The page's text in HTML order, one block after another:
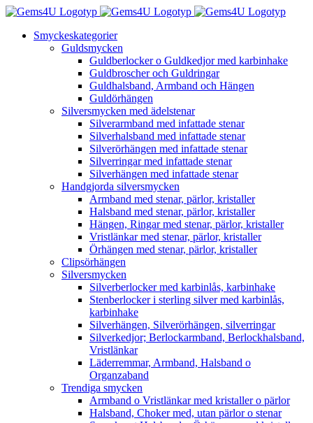
Fortsätt
innehålletSmyckeskategorier
Guldsmycken
Guldberlocker o Guldkedjor med karbinhake
Guldbroscher och Guldringar
Guldhalsband, Armband och Hängen
Guldörhängen
Silversmycken med ädelstenar
Silverarmband med infattade stenar
Silverhalsband med infattade stenar
Silverörhängen med infattade stenar
Silverringar med infattade stenar
Silverhängen med infattade stenar
Handgjorda silversmycken
Armband med stenar, pärlor, kristaller
Halsband med stenar, pärlor, kristaller
Hängen, Ringar med stenar, pärlor, kristaller
Vristlänkar med stenar, pärlor, kristaller
Örhängen med stenar, pärlor, kristaller
Clipsörhängen
Silversmycken
Silverberlocker med karbinlås, karbinhake
Stenberlocker i sterling silver med karbinlås,
karbinhake
Silverhängen, Silverörhängen, silverringar
Silverkedjor; Berlockarmband, Berlockhalsband,
Vristlänkar
Läderremmar, Armband, Halsband o
Organzaband
Trendiga smycken
Armband o Vristlänkar med kristaller o pärlor
Halsband, Choker med, utan pärlor o stenar